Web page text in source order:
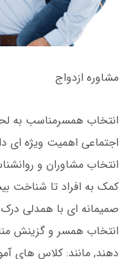
مشاوره ازدواج
انتخاب همسرمناسب به
اجتماعی اهمیت ویژه ای
انتخاب مشاوران و
کمک به افراد تا شناخت
صمیمانه ای با همدلی
انتخاب همسر و گزینش
دهند, مانند: کلاس های